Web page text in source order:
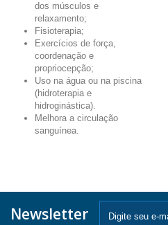
dos músculos e
relaxamento;
Fisioterapia;
Exercícios de força,
coordenação e
propriocepção;
Uso na água ou na piscina
(hidroterapia e
hidroginástica).
Melhora a circulação
sanguínea.
Newsletter